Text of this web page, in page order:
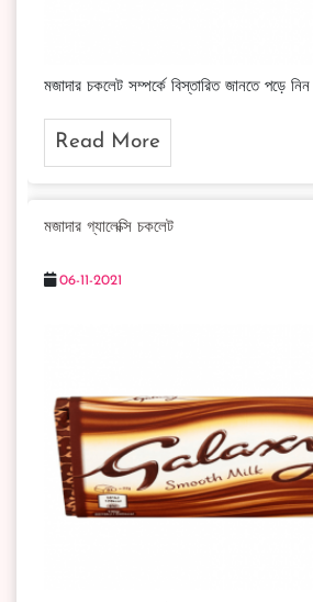
মজাদার চকলেট সম্পর্কে বিস্তারিত জানতে পড়ে
Read More
মজাদার গ্যালেক্সি চকলেট
06-11-2021